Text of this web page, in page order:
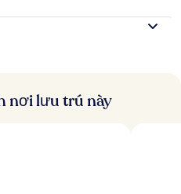
nơi lưu trú này